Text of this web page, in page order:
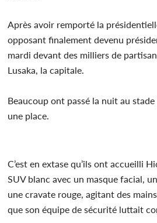
Après avoir remporté la
opposant finalement devenu
mardi devant des milliers de
Lusaka, la capitale.
Beaucoup ont passé la nuit au
une place.
C’est en extase qu’ils ont accueilli
SUV blanc avec un masque facial,
une cravate rouge, agitant des
que son équipe de sécurité luttait